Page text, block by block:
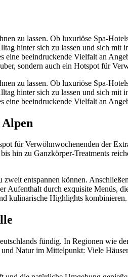
zu lassen. Ob luxuriöse Spa-
hinter sich zu lassen und sich
beeindruckende Vielfalt an
sondern auch ein Hotspot für
zu lassen. Ob luxuriöse Spa-
hinter sich zu lassen und sich
beeindruckende Vielfalt an
für Verwöhnwochenenden der
hin zu Ganzkörper-Treatments
entspannen können.
Aufenthalt durch exquisite Menüs,
kulinarische Highlights kombinieren.
fündig. In Regionen wie
Natur im Mittelpunkt: Viele